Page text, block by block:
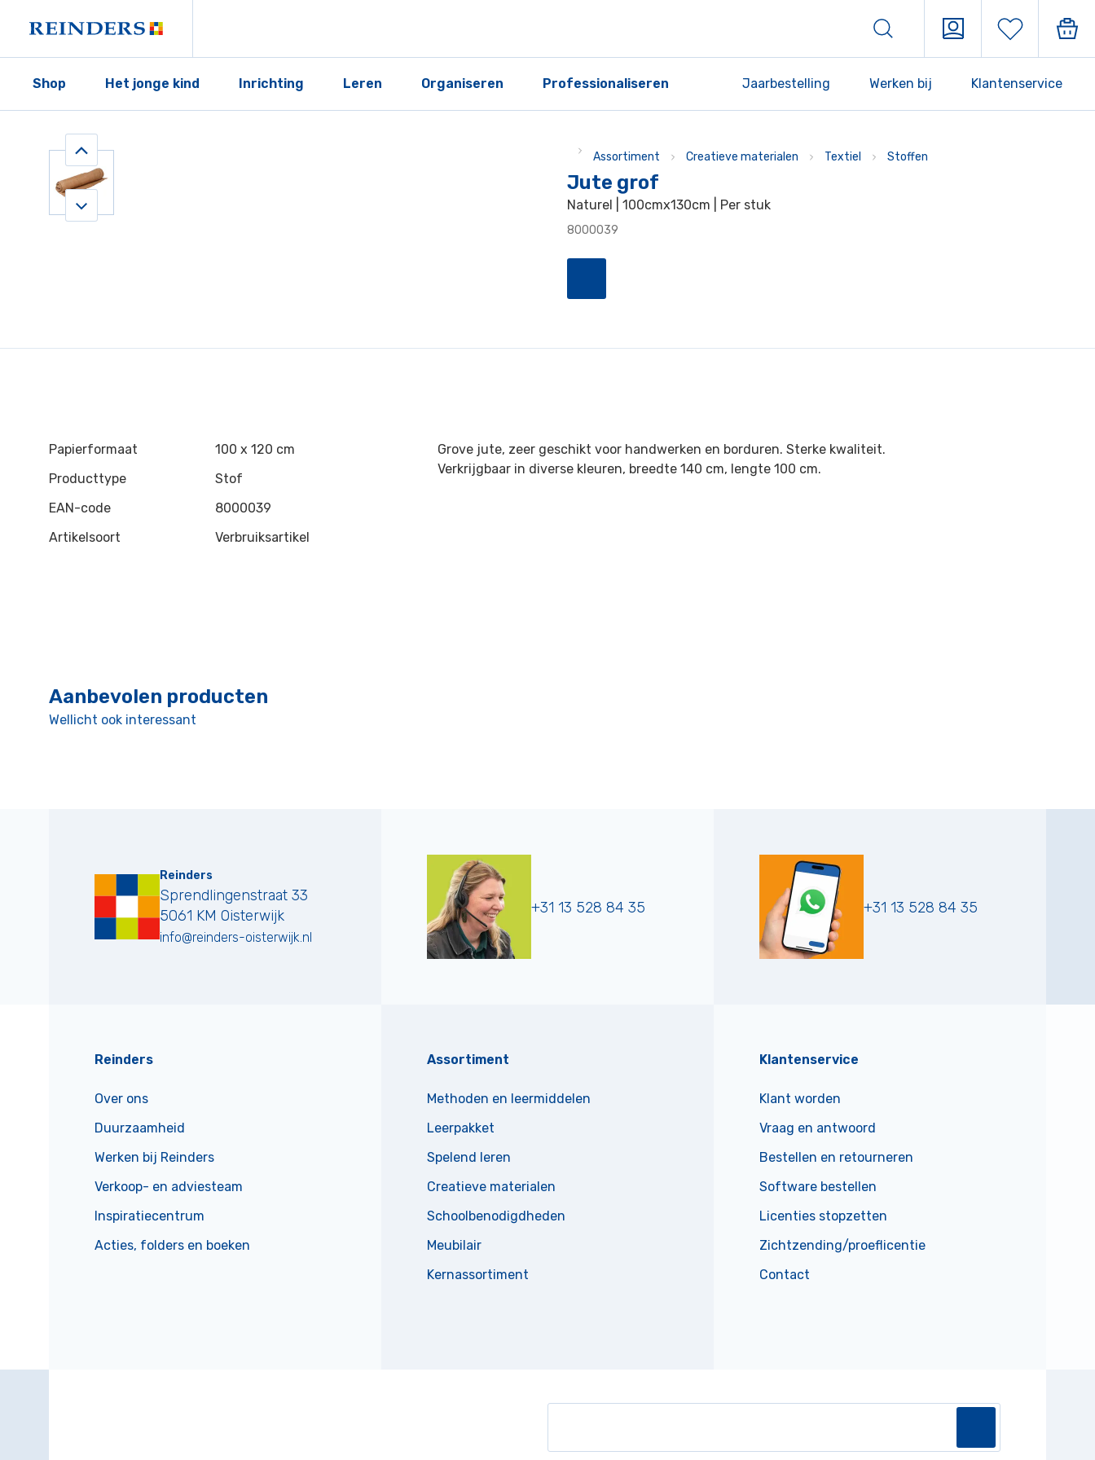
Shop Het jonge kind Inrichting Leren Organiseren Professionaliseren Jaarbestelling Werken bij Klantenservice
Assortiment Creatieve materialen Textiel Stoffen
Jute grof
Naturel | 100cmx130cm | Per stuk
8000039
Papierformaat
100 x 120 cm
Producttype
Stof
EAN-code
8000039
Artikelsoort
Verbruiksartikel
Grove jute, zeer geschikt voor handwerken en borduren. Sterke kwaliteit.
Verkrijgbaar in diverse kleuren, breedte 140 cm, lengte 100 cm.
Aanbevolen producten
Wellicht ook interessant
Reinders
Sprendlingenstraat 33
5061 KM Oisterwijk
info@reinders-oisterwijk.nl
+31 13 528 84 35 +31 13 528 84 35
Reinders
Over ons
Duurzaamheid
Werken bij Reinders
Verkoop- en adviesteam
Inspiratiecentrum
Acties, folders en boeken
Assortiment
Methoden en leermiddelen
Leerpakket
Spelend leren
Creatieve materialen
Schoolbenodigdheden
Meubilair
Kernassortiment
Klantenservice
Klant worden
Vraag en antwoord
Bestellen en retourneren
Software bestellen
Licenties stopzetten
Zichtzending/proeflicentie
Contact